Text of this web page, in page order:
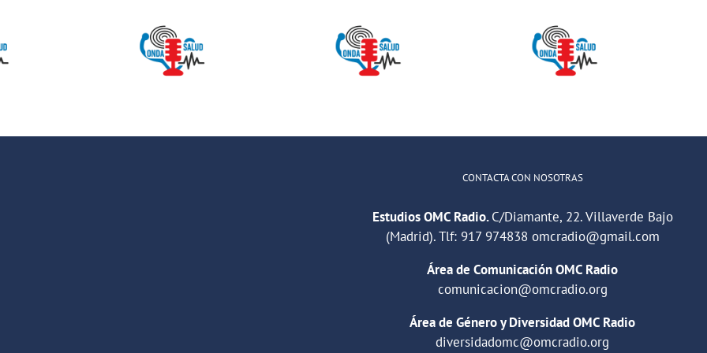
SALUD:
ONDA SALUD:
Hablamos
sobre hábitos
ONDA SALUD-
Mitos sobre el
Onda Salud:
No es difícil
comunicarse
CONTACTA CON NOSOTRAS
Estudios OMC Radio.C/Diamante, 22. Villaverde Bajo
(Madrid). Tlf: 917 974838 omcradio@gmail.com
Área de Comunicación OMC Radio
comunicacion@omcradio.org
Área de Género y Diversidad OMC Radio
diversidadomc@omcradio.org